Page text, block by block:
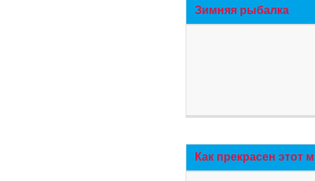
Зимняя рыбалка
Как прекрасен этот